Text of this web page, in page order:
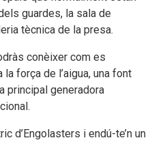
guardes, la sala de
tècnica de la presa.
conèixer com es
força de l’aigua, una font
principal generadora
d’Engolasters i endú-te’n un